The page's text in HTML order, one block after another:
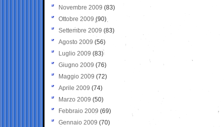
Novembre 2009 (83)
Ottobre 2009 (90)
Settembre 2009 (83)
Agosto 2009 (56)
Luglio 2009 (83)
Giugno 2009 (76)
Maggio 2009 (72)
Aprile 2009 (74)
Marzo 2009 (50)
Febbraio 2009 (69)
Gennaio 2009 (70)